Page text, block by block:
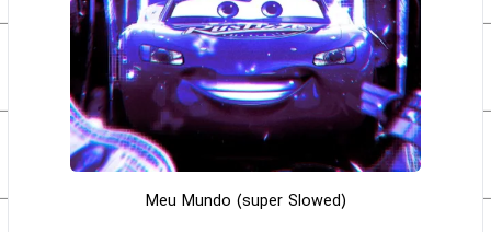
Meu Mundo (super Slowed)